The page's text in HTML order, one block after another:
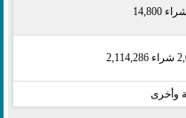
وأخرى